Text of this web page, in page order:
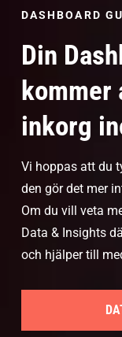
DASHBOARD
Din
kommer
inkorg
Vi hoppas att du
den gör det mer
Om du vill veta
Data & Insights
och hjälper till